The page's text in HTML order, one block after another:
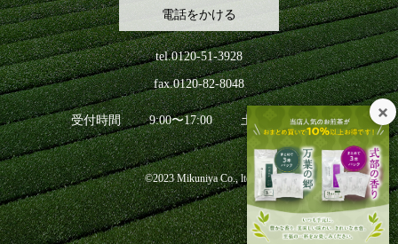
電話をかける
tel.0120-51-3928
fax.0120-82-8048
受付時間 9:00〜17:00 土日祝日を除く
©2023 Mikuniya Co., ltd.